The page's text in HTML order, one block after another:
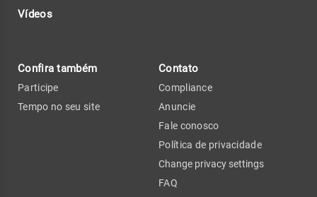
Vídeos
Confira também
Participe
Tempo no seu site
Contato
Compliance
Anuncie
Fale conosco
Política de privacidade
Change privacy settings
FAQ